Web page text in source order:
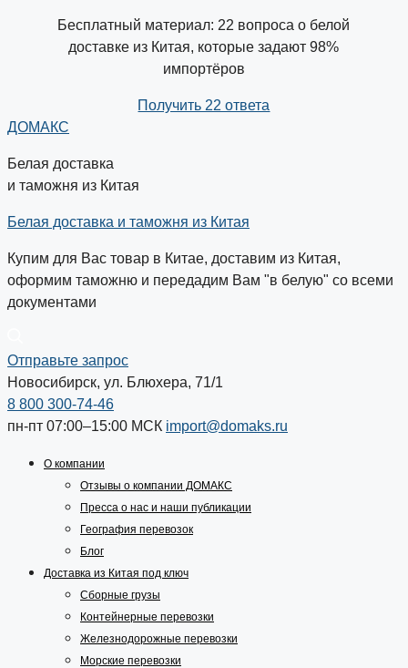
Бесплатный материал: 22 вопроса о белой
доставке из Китая, которые задают 98%
импортёров
Получить 22 ответа
ДОМАКС
Белая доставка
и таможня из Китая
Белая доставка и таможня из Китая
Купим для Вас товар в Китае, доставим из Китая,
оформим таможню и передадим Вам "в белую" со всеми
документами
Отправьте запрос
Новосибирск, ул. Блюхера, 71/1
8 800 300-74-46
пн-пт 07:00–15:00 МСК import@domaks.ru
О компании
Отзывы о компании ДОМАКС
Пресса о нас и наши публикации
География перевозок
Блог
Доставка из Китая под ключ
Сборные грузы
Контейнерные перевозки
Железнодорожные перевозки
Морские перевозки